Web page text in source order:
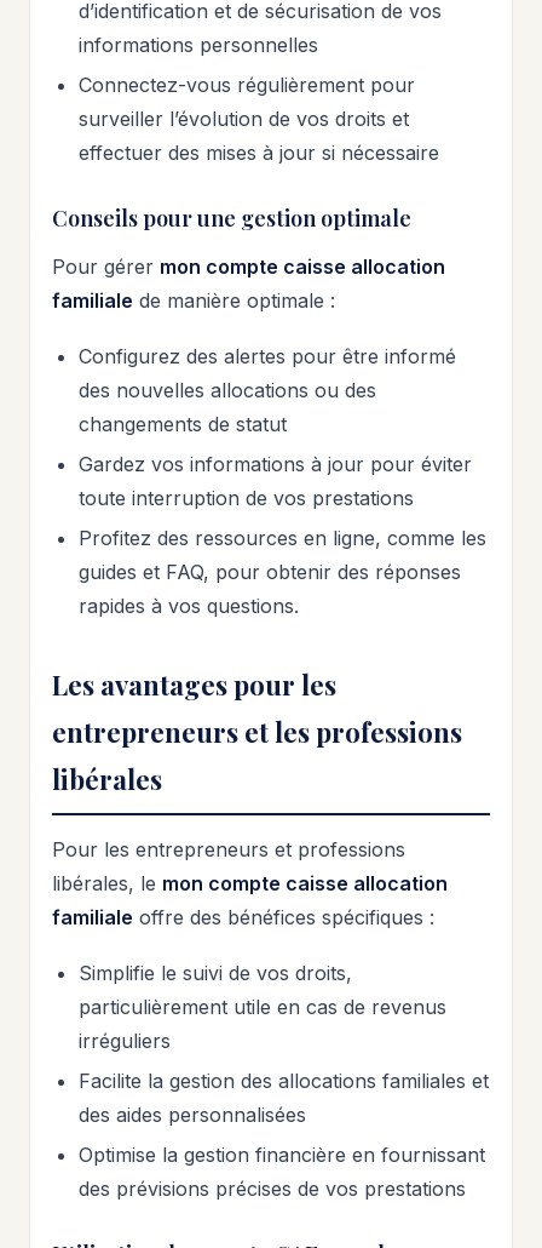
d’identification et de sécurisation de vos
informations personnelles
Connectez-vous régulièrement pour
surveiller l’évolution de vos droits et
effectuer des mises à jour si nécessaire
Conseils pour une gestion optimale
Pour gérer mon compte caisse allocation
familiale de manière optimale :
Configurez des alertes pour être informé
des nouvelles allocations ou des
changements de statut
Gardez vos informations à jour pour éviter
toute interruption de vos prestations
Profitez des ressources en ligne, comme les
guides et FAQ, pour obtenir des réponses
rapides à vos questions.
Les avantages pour les
entrepreneurs et les professions
libérales
Pour les entrepreneurs et professions
libérales, le mon compte caisse allocation
familiale offre des bénéfices spécifiques :
Simplifie le suivi de vos droits,
particulièrement utile en cas de revenus
irréguliers
Facilite la gestion des allocations familiales et
des aides personnalisées
Optimise la gestion financière en fournissant
des prévisions précises de vos prestations